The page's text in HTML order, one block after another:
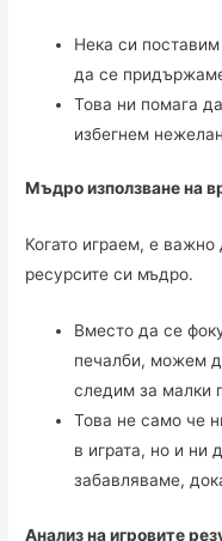
Нека си
да се
Това ни помага
избегнем
Мъдро използване на
Когато играем, е
ресурсите си мъдро.
Вместо да се
печалби, можем
следим за малки
Това не само че
в играта, но и ни
забавляваме,
Анализ на игровите